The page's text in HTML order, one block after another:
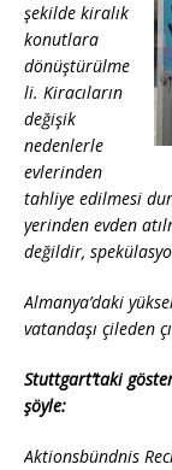
şekilde kiralık
konutlara
dönüştürülme
li. Kiracıların
değişik
nedenlerle
evlerinden
tahliye edilmesi
yerinden evden
değildir,
Almanya’daki
vatandaşı çileden
Stuttgart’taki
şöyle:
Aktionsbündnis